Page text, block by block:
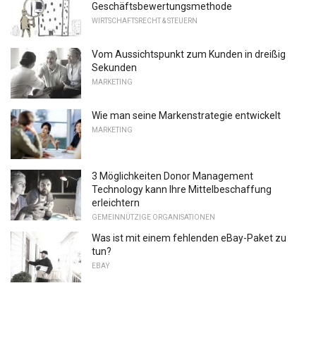
Geschäftsbewertungsmethode
WIRTSCHAFTSRECHT & STEUERN
Vom Aussichtspunkt zum Kunden in dreißig
Sekunden
MARKETING
Wie man seine Markenstrategie entwickelt
MARKETING
3 Möglichkeiten Donor Management
Technology kann Ihre Mittelbeschaffung
erleichtern
GEMEINNÜTZIGE ORGANISATIONEN
Was ist mit einem fehlenden eBay-Paket zu
tun?
EBAY